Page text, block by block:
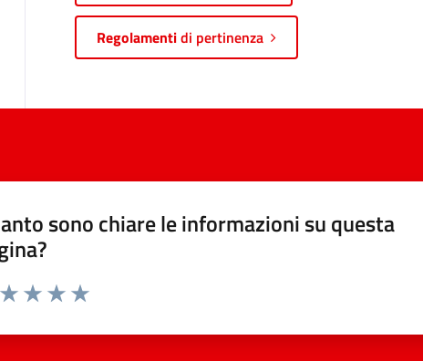
Regolamentidi pertinenza
sono chiare le informazioni su questa
da 1 a 5 stelle la pagina